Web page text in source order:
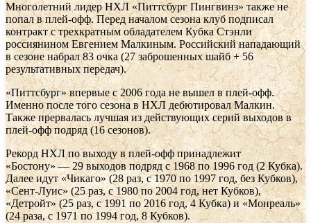
Многолетний лидер НХЛ «Питтсбург Пингвинз» также не
попал в плей-офф. Перед началом сезона клуб подписал
контракт с трехкратным обладателем Кубка Стэнли
россиянином Евгением Малкиным. Российский нападающий
в сезоне набрал 83 очка (27 заброшенных шайб + 56
результативных передач).
«Питтсбург» впервые с 2006 года не вышел в плей-офф.
Именно после того сезона в НХЛ дебютировал Малкин.
Также прервалась лучшая из действующих серий выходов в
плей-офф подряд (16 сезонов).
Рекорд НХЛ по выходу в плей-офф принадлежит
«Бостону» — 29 выходов подряд с 1968 по 1996 год (2 Кубка).
Далее идут «Чикаго» (28 раз, с 1970 по 1997 год, без Кубков),
«Сент-Луис» (25 раз, с 1980 по 2004 год, нет Кубков),
«Детройт» (25 раз, с 1991 по 2016 год, 4 Кубка) и «Монреаль»
(24 раза, с 1971 по 1994 год, 8 Кубков).